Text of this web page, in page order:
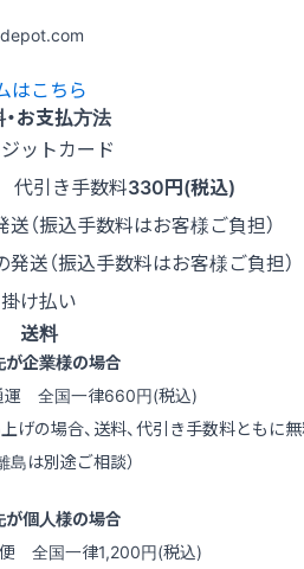
はこちら
お支払方法
ットカード
引き手数料330円(税込)
（振込手数料はお客様ご負担）
送（振込手数料はお客様ご負担）
掛け払い
送料
が企業様の場合
運 全国一律660円(税込)
の場合、送料、代引き手数料ともに無
島は別途ご相談）
が個人様の場合
便 全国一律1,200円(税込)